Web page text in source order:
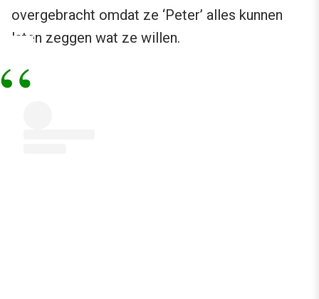
overgebracht omdat ze ‘Peter’ alles kunnen
laten zeggen wat ze willen.